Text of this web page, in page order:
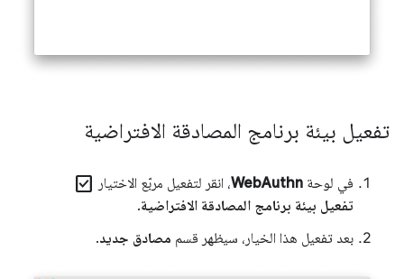
تفعيل بيئة برنامج المصادقة الافتراضية
في لوحة WebAuthn، انقر لتفعيل مربّع الاختيار check_box
تفعيل بيئة برنامج المصادقة الافتراضية.
بعد تفعيل هذا الخيار، سيظهر قسم مصادق جديد.